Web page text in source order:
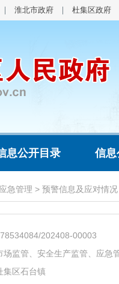
淮北市政府 杜集区政府
息公开目录 信息
应急管理 > 预警信息及应对情况
202408-00003
场监管、安全生产监管、应急
集区石台镇